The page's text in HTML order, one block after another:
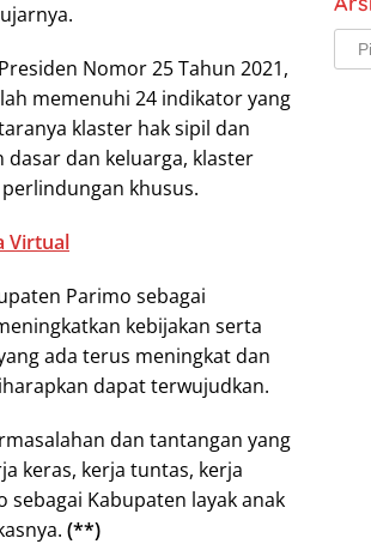
Nomor 25 Tahun 2021,
memenuhi 24 indikator yang
klaster hak sipil dan
dasar dan keluarga, klaster
khusus.
Virtual
Parimo sebagai
kebijakan serta
ada terus meningkat dan
dapat terwujudkan.
dan tantangan yang
keras, kerja tuntas, kerja
Kabupaten layak anak
(**)